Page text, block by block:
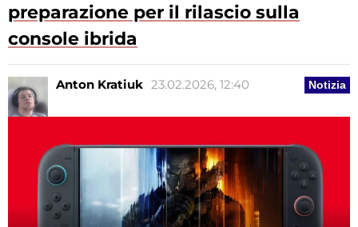
preparazione per il rilascio sulla
console ibrida
Notizia
Anton Kratiuk 23.02.2026, 12:40